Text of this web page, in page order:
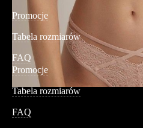
Promocje
Tabela rozmiarów
FAQ
Promocje
Tabela rozmiarów
FAQ